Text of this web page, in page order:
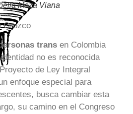
Meza Viana
Orozco
trans en Colombia
no es reconocida
de Ley Integral
enfoque especial para
busca cambiar esta
su camino en el Congreso